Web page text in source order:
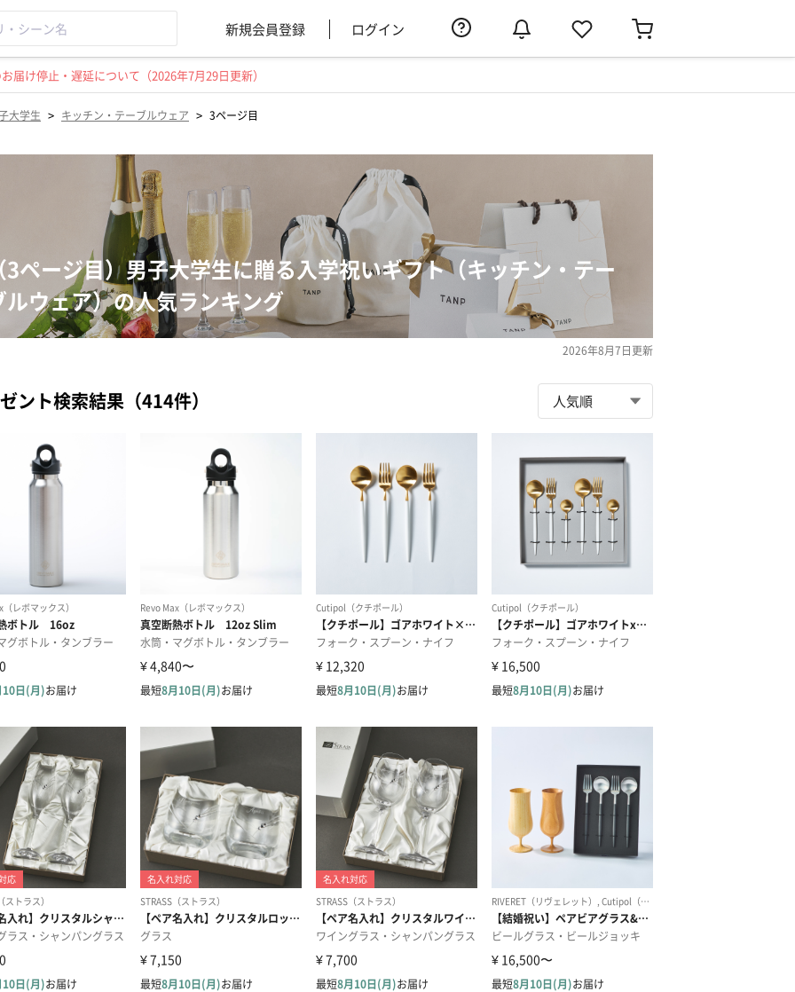
新規会員登録 ログイン
け停止・遅延について（2026年7月29日更新）
大学生 > キッチン・テーブルウェア > 3ページ目
3ページ目）男子大学生に贈る入学祝いギフト（キッチン・テー
ルウェア）の人気ランキング
2026年8月7日更新
ント検索結果（414件）